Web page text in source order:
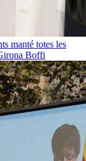
manté totes les
Boffi